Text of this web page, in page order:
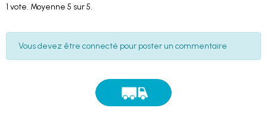
1 vote. Moyenne 5 sur 5.
Vous devez être connecté pour poster un commentaire